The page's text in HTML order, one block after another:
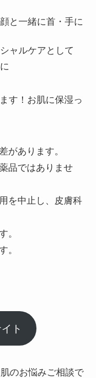
と一緒に首・手に
ャルケアとして
す！お肌に保湿っ
があります。
品ではありませ
を中止し、皮膚科
。
。
ト
のお悩みご相談で